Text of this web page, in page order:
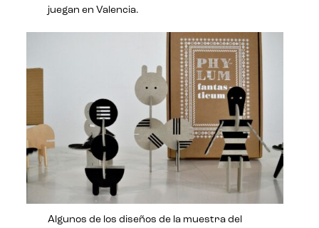
juegan en Valencia.
Algunos de los diseños de la muestra del